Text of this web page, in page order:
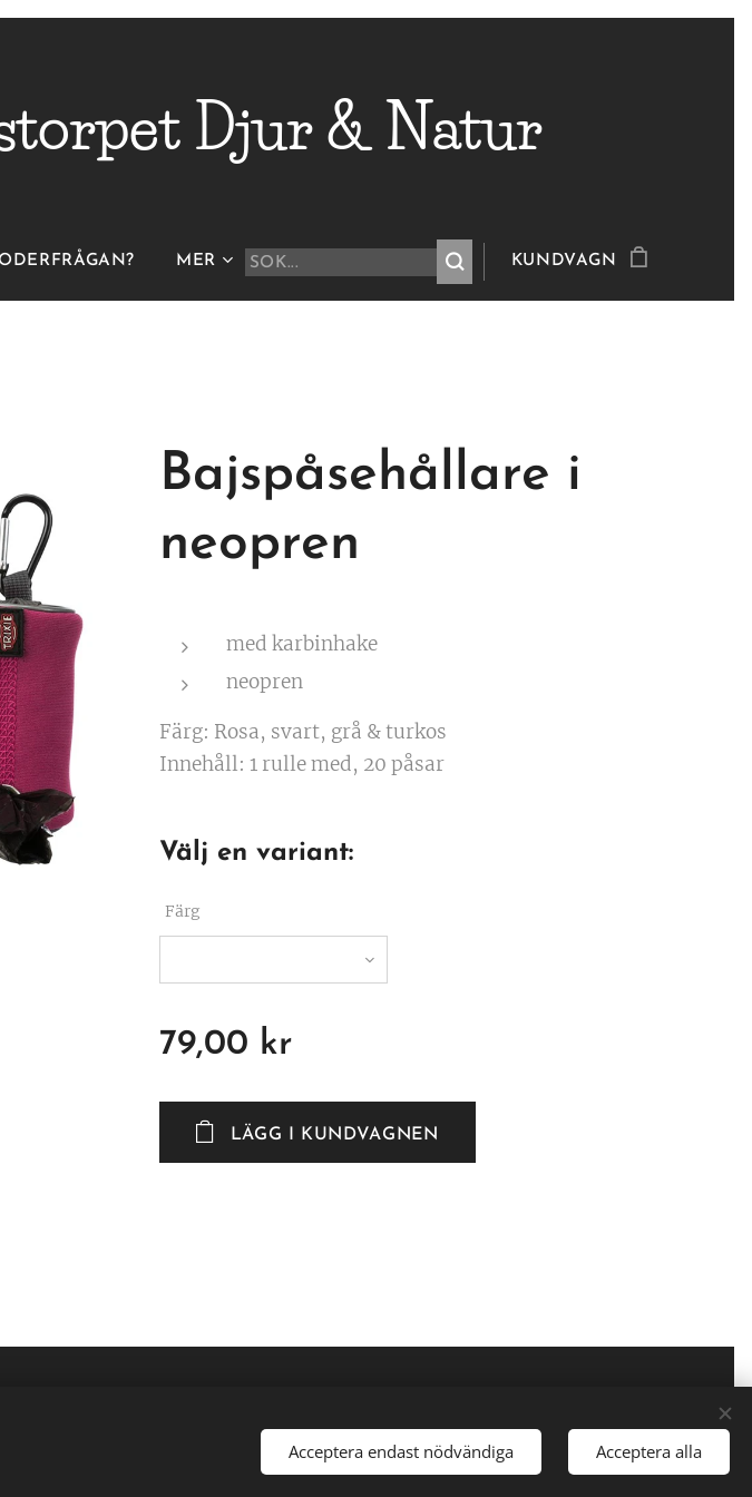
Djur & Natur
MER KUNDVAGN
Bajspåsehållare i
neopren
med karbinhake
neopren
Färg: Rosa, svart, grå & turkos
Innehåll: 1 rulle med, 20 påsar
Välj en variant:
Färg
79,00 kr
LÄGG I KUNDVAGNEN
& Natur
Acceptera endast nödvändiga Acceptera alla